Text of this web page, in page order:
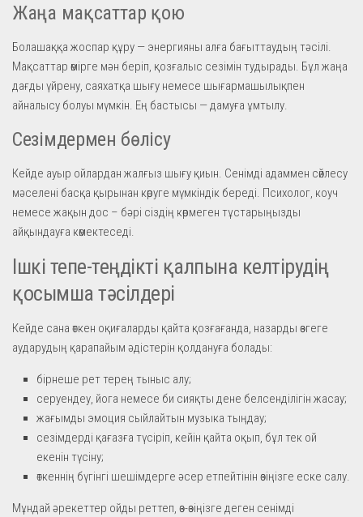
Жаңа мақсаттар қою
Болашаққа жоспар құру — энергияны алға бағыттаудың тәсілі.
Мақсаттар өмірге мән беріп, қозғалыс сезімін тудырады. Бұл жаңа
дағды үйрену, саяхатқа шығу немесе шығармашылықпен
айналысу болуы мүмкін. Ең бастысы — дамуға ұмтылу.
Сезімдермен бөлісу
Кейде ауыр ойлардан жалғыз шығу қиын. Сенімді адаммен сөйлесу
мәселені басқа қырынан көруге мүмкіндік береді. Психолог, коуч
немесе жақын дос – бәрі сіздің көрмеген тұстарыңызды
айқындауға көмектеседі.
Ішкі тепе-теңдікті қалпына келтірудің
қосымша тәсілдері
Кейде сана өткен оқиғаларды қайта қозғағанда, назарды өзгеге
аударудың қарапайым әдістерін қолдануға болады:
бірнеше рет терең тыныс алу;
серуендеу, йога немесе би сияқты дене белсенділігін жасау;
жағымды эмоция сыйлайтын музыка тыңдау;
сезімдерді қағазға түсіріп, кейін қайта оқып, бұл тек ой
екенін түсіну;
өткеннің бүгінгі шешімдерге әсер етпейтінін өзіңізге еске салу.
Мұндай әрекеттер ойды реттеп, өз-өзіңізге деген сенімді